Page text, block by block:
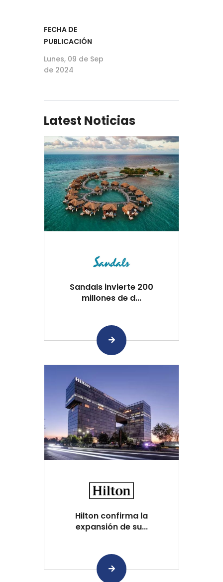
FECHA DE
PUBLICACIÓN
Lunes, 09 de Sep
de 2024
Latest Noticias
Sandals invierte 200
millones de d...
Hilton confirma la
expansión de su...